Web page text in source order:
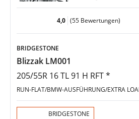
4,0 (55 Bewertungen)
BRIDGESTONE
Blizzak LM001
205/55R 16 TL 91 H RFT *
RUN-FLAT/BMW-AUSFÜHRUNG/EXTRA
BRIDGESTONE